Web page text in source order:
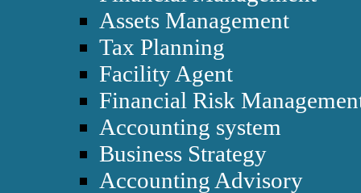
Assets Management
Tax Planning
Facility Agent
Financial Risk
Accounting system
Business Strategy
Accounting Advisory